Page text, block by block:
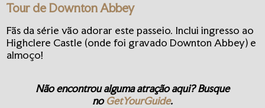
Tour de Downton Abbey
Fãs da série vão adorar este passeio. Inclui ingresso ao
Highclere Castle (onde foi gravado Downton Abbey) e
almoço!
Não encontrou alguma atração aqui? Busque
noGetYourGuide.